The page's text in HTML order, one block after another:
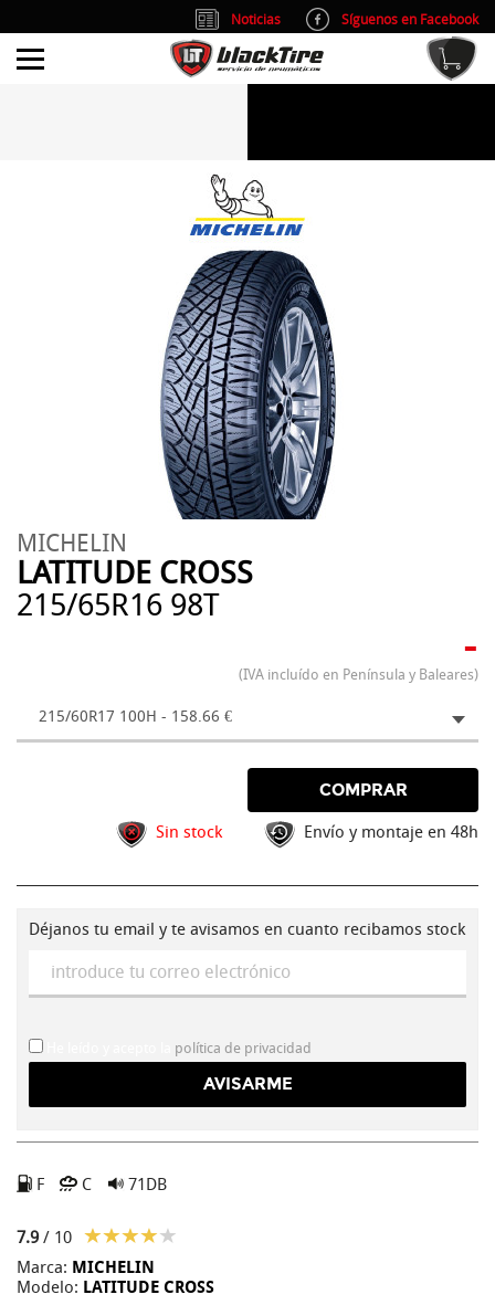
MICHELIN
LATITUDE CROSS
215/65R16 98T
-
(IVA incluído en Península y Baleares)
215/60R17 100H - 158.66 €
COMPRAR
Sin stock Envío y montaje en 48h
Déjanos tu email y te avisamos en cuanto recibamos stock
política de privacidad
F C 71DB
7.9/ 10
Marca: MICHELIN
Modelo: LATITUDE CROSS
Noticias
Síguenos en Facebook
info@blacktire.es
Atención al cliente: L/V 9:00-14:00 y 15:00-19:00